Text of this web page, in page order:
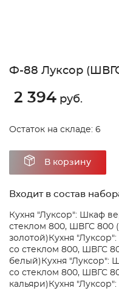
Ф-88 Луксор
2 394 руб.
Остаток на складе: 6
В корзину
Входит в состав
Кухня "Луксор": Шкаф
стеклом 800, ШВГС 800
золотой) Кухня
со стеклом 800, ШВГС
белый) Кухня "Луксор":
со стеклом 800, ШВГС
кальяри) Кухня